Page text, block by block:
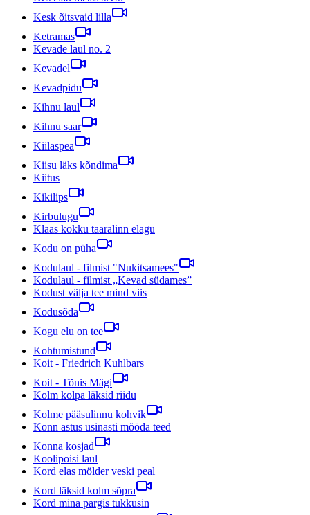
Kesk õitsvaid lilla
Ketramas
Kevade laul no. 2
Kevadel
Kevadpidu
Kihnu laul
Kihnu saar
Kiilaspea
Kiisu läks kõndima
Kiitus
Kikilips
Kirbulugu
Klaas kokku taaralinn elagu
Kodu on püha
Kodulaul - filmist "Nukitsamees"
Kodulaul - filmist „Kevad südames”
Kodust välja tee mind viis
Kodusõda
Kogu elu on tee
Kohtumistund
Koit - Friedrich Kuhlbars
Koit - Tõnis Mägi
Kolm kolpa läksid riidu
Kolme pääsulinnu kohvik
Konn astus usinasti mööda teed
Konna kosjad
Koolipoisi laul
Kord elas mölder veski peal
Kord läksid kolm sõpra
Kord mina pargis tukkusin